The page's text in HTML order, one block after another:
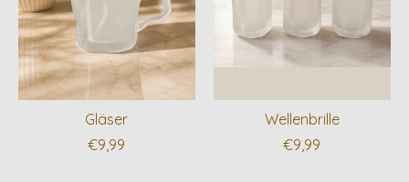
Gläser
€9,99
Wellenbrille
€9,99